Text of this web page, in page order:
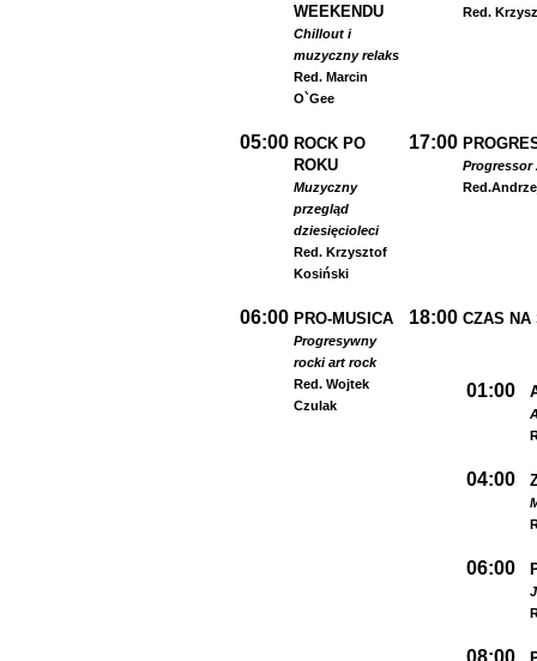
WEEKENDU
Chillout i
muzyczny relaks
Red. Marcin
O`Gee
Red.
05:00 ROCK PO
ROKU
Muzyczny
przegląd
dziesięcioleci
Red. Krzysztof
Kosiński
17:00
Progressor
Red.
06:00 PRO-MUSICA
Progresywny
rocki art rock
Red. Wojtek
Czulak
18:00 CZAS NA
01:00
04:00
06:00
08:00